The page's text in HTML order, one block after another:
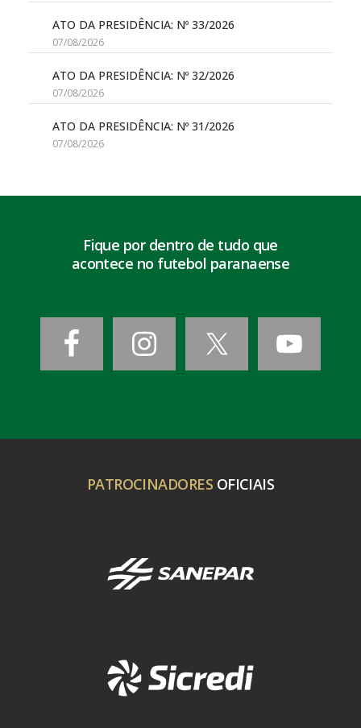
ATO DA PRESIDÊNCIA: Nº 33/2026
07/08/2026
ATO DA PRESIDÊNCIA: Nº 32/2026
07/08/2026
ATO DA PRESIDÊNCIA: Nº 31/2026
07/08/2026
Fique por dentro de tudo que
acontece no futebol paranaense
PATROCINADORES OFICIAIS